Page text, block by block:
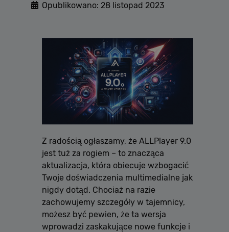
Opublikowano: 28 listopad 2023
Z radością ogłaszamy, że ALLPlayer 9.0
jest tuż za rogiem – to znacząca
aktualizacja, która obiecuje wzbogacić
Twoje doświadczenia multimedialne jak
nigdy dotąd. Chociaż na razie
zachowujemy szczegóły w tajemnicy,
możesz być pewien, że ta wersja
wprowadzi zaskakujące nowe funkcje i